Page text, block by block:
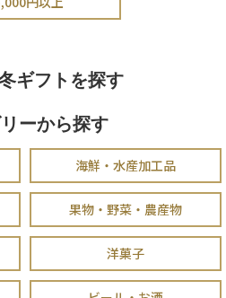
ギフトを探す
ーから探す
海鮮・水産加工品
果物・野菜・農産物
洋菓子